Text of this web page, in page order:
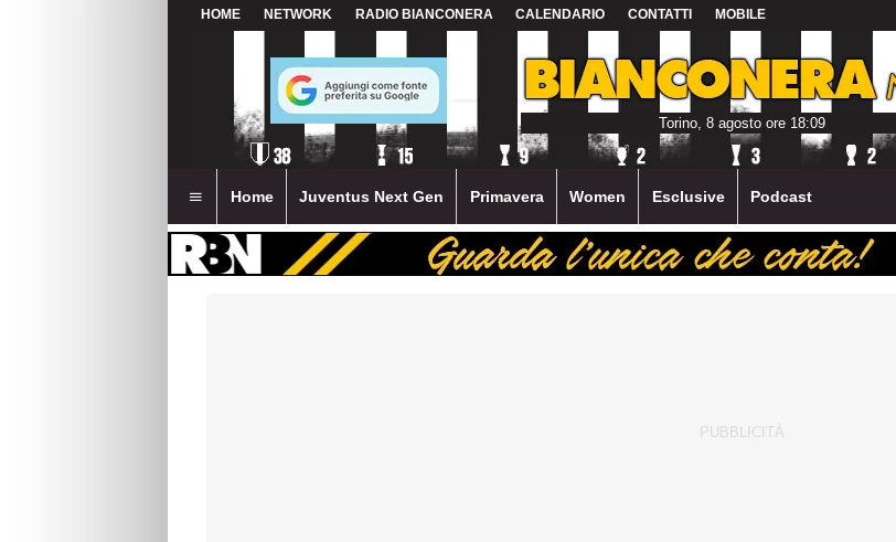
HOME NETWORK RADIO BIANCONERA CALENDARIO CONTATTI MOBILE
Torino, 8 agosto ore 18:09
Home Juventus Next Gen Primavera Women Esclusive Podcast